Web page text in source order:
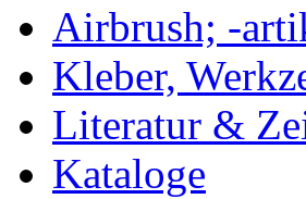
Airbrush; -
Kleber,
Literatur &
Kataloge